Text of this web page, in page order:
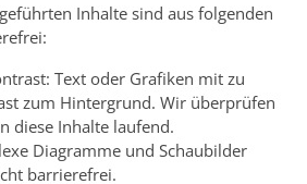
Inhalte sind aus folgenden
Text oder Grafiken mit zu
zum Hintergrund. Wir überprüfen
diese Inhalte laufend.
Diagramme und Schaubilder
barrierefrei.